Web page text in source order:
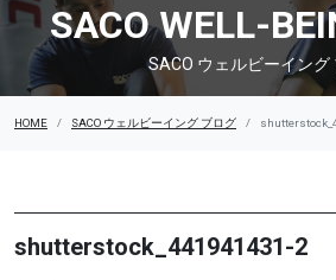
SACO WELL-
SACO ウェルビーイング
HOME SACO ウェルビーイング ブログ
shutterstock_441941431-2